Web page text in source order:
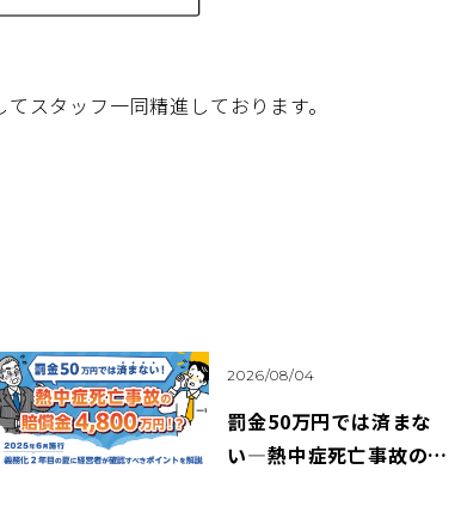
スタッフ一同精進しております。
2026/08/04
罰金50万円では済まな
い―熱中症死亡事故の賠